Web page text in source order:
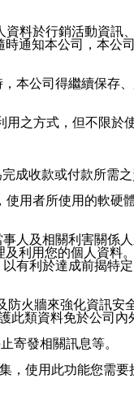
料於行銷活動資訊
通知本公司，本公
本公司得繼續保存、
之方式，但不限於
成收款或付款所需
用者所使用的軟硬
人及相關利害關係
利用您的個人資料。
有利於達成前揭特
火牆來強化資訊安
類資料免於公司內
寄發相關訊息等。
，使用此功能您需